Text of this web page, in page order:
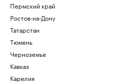
Пермский край
Ростов-на-Дону
Татарстан
Тюмень
Черноземье
Кавказ
Карелия